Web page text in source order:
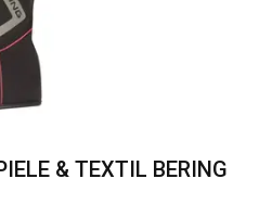
& TEXTIL BERING